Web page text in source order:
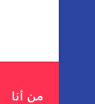
من أنا